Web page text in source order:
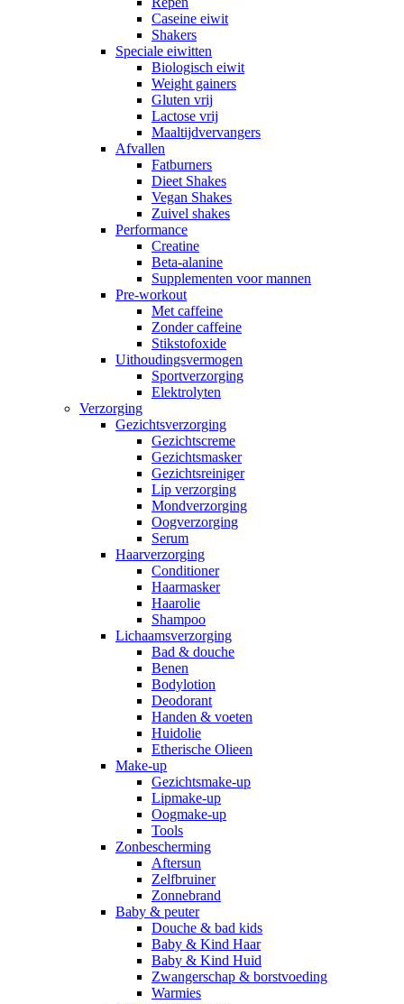
Caseine eiwit
Shakers
Speciale eiwitten
Biologisch eiwit
Weight gainers
Gluten vrij
Lactose vrij
Maaltijdvervangers
Afvallen
Fatburners
Dieet Shakes
Vegan Shakes
Zuivel shakes
Performance
Creatine
Beta-alanine
Supplementen voor mannen
Pre-workout
Met caffeine
Zonder caffeine
Stikstofoxide
Uithoudingsvermogen
Sportverzorging
Elektrolyten
Verzorging
Gezichtsverzorging
Gezichtscreme
Gezichtsmasker
Gezichtsreiniger
Lip verzorging
Mondverzorging
Oogverzorging
Serum
Haarverzorging
Conditioner
Haarmasker
Haarolie
Shampoo
Lichaamsverzorging
Bad & douche
Benen
Bodylotion
Deodorant
Handen & voeten
Huidolie
Etherische Olieen
Make-up
Gezichtsmake-up
Lipmake-up
Oogmake-up
Tools
Zonbescherming
Aftersun
Zelfbruiner
Zonnebrand
Baby & peuter
Douche & bad kids
Baby & Kind Haar
Baby & Kind Huid
Zwangerschap & borstvoeding
Warmies